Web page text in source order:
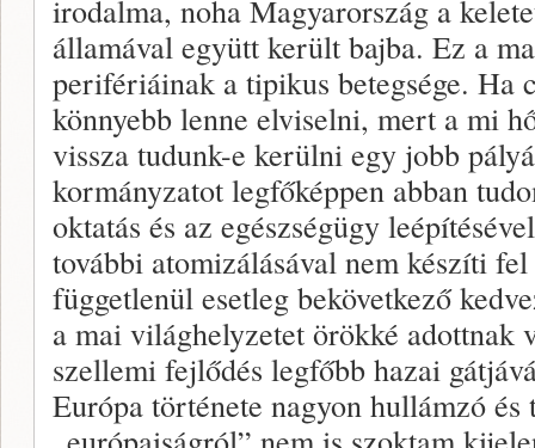
irodalma, noha Magyarország a
államával együtt került bajba. Ez a
perifériáinak a tipikus betegsége. Ha
könnyebb lenne elviselni, mert a mi
vissza tudunk-e kerülni egy jobb
kormányzatot legfőképpen abban
oktatás és az egészségügy
további atomizálásával nem készíti
függetlenül esetleg bekövetkező
a mai világhelyzetet örökké adottnak
szellemi fejlődés legfőbb hazai
Európa története nagyon hullámzó és